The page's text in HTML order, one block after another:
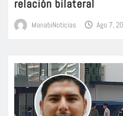
relación bilateral
ManabiNoticias Ago 7,